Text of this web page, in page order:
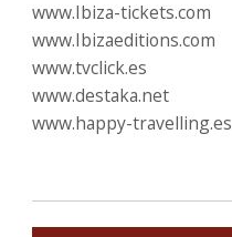
www.Ibiza-tickets.com
www.Ibizaeditions.com
www.tvclick.es
www.destaka.net
www.happy-travelling.es